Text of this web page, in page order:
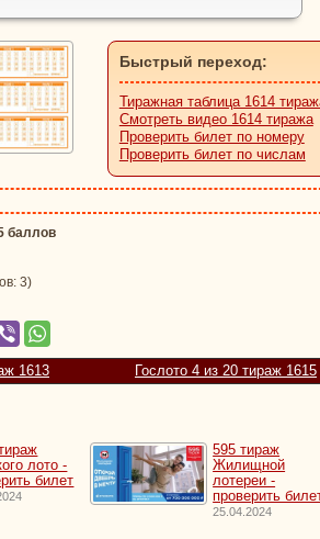
Быстрый переход:
Тиражная таблица 1614
Смотреть видео 1614 тиража
Проверить билет по номеру
Проверить билет по числам
баллов
3)
1613 Гослото 4 из 20 тираж 1615
лото -
билет
595 тираж
Жилищной
лотереи -
проверить
25.04.2024